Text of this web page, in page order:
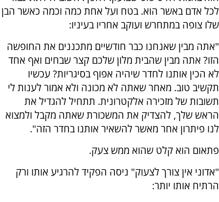
לכל אדם באשר הוא. בטח ועל אחת כמה וכמה כאשר הבן
שלו צופה במתחרש ועוקב אחריו בעיניו:
"אתה מבין שאנחנו כבר חודשיים מתכננים את החופשה
הזו? אתה מבין שהבית מלון שלכם קצר שבחים ואף אחד
לא הכין אותנו לחדר שיהיה אפוף בסיגריות? עכשיו
תקשיב טוב. מאחר שאתה לא מכונה ולא אמור לענות לי
תשובות של מזכירה אלקטרונית. תתחיל להגדיל את
הראש שלך, להצדיק את המשכורת שאתה מקבל ולמצוא
לנו פיתרון אחר מאשר להשאיר אותנו בחדר הזה".
פתאום הוא קלט שהוא ממש צעק.
"אדוני אין צורך לצעוק" ניסה הפקיד להרגיע אותו ורק
הרתיח אותו יותר: